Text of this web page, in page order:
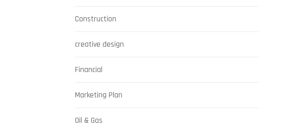
Construction
creative design
Financial
Marketing Plan
Oil & Gas